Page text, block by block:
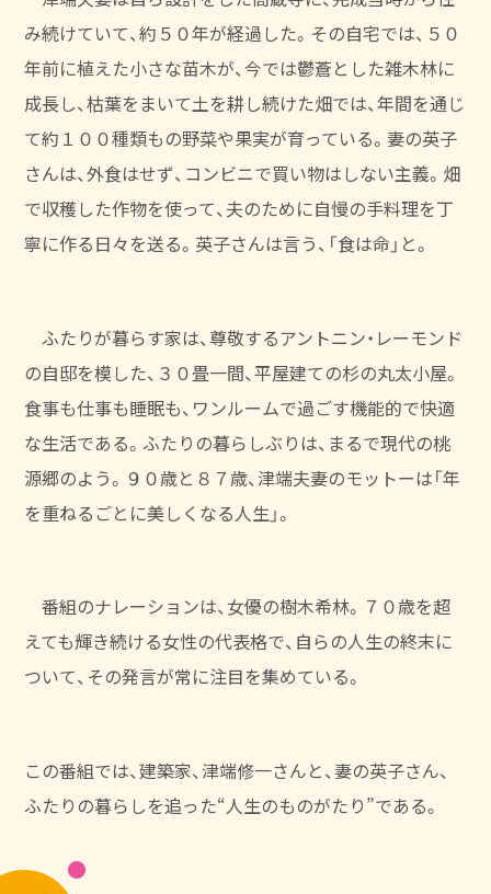
み続けていて、約５０年が経過した。 その自宅では、５０
年前に植えた小さな苗木が、今では鬱蒼とした雑木林に
成長し、枯葉をまいて土を耕し続けた畑では、年間を通じ
て約１００種類もの野菜や果実が育っている。 妻の英子
さんは、外食はせず、コンビニで買い物はしない主義。 畑
で収穫した作物を使って、夫のために自慢の手料理を丁
寧に作る日々を送る。 英子さんは言う、「食は命」と。
ふたりが暮らす家は、尊敬するアントニン・レーモンド
の自邸を模した、 ３０畳一間、平屋建ての杉の丸太小屋。
食事も仕事も睡眠も、ワンルームで過ごす機能的で快適
な生活である。 ふたりの暮らしぶりは、まるで現代の桃
源郷のよう。 ９０歳と８７歳、津端夫妻のモットーは「年
を重ねるごとに美しくなる人生」。
番組のナレーションは、女優の樹木希林。 ７０歳を超
えても輝き続ける女性の代表格で、自らの人生の終末に
ついて、 その発言が常に注目を集めている。
この番組では、建築家、津端修一さんと、妻の英子さん、
ふたりの暮らしを追った“人生のものがたり”である。